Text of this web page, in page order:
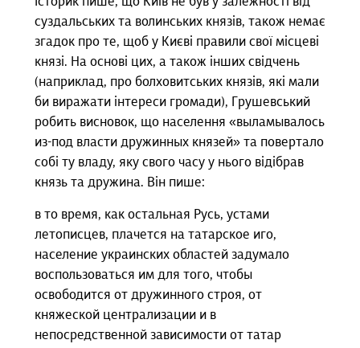
суздальських та волинських князів, також немає
згадок про те, щоб у Києві правили свої місцеві
князі. На основі цих, а також інших свідчень
(наприклад, про болховитських князів, які мали
би виражати інтереси громади), Грушевський
робить висновок, що населення «выламывалось
из-под власти дружинных князей» та повертало
собі ту владу, яку свого часу у нього відібрав
князь та дружина. Він пише:
в то время, как остальная Русь, устами
летописцев, плачется на татарское иго,
население украинских областей задумало
воспользоваться им для того, чтобы
освободится от дружинного строя, от
княжеской централизации и в
непосредственной зависимости от татар